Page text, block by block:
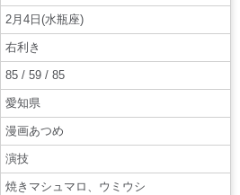
2月4日(水瓶座)
右利き
85 / 59 / 85
愛知県
漫画あつめ
演技
焼きマシュマロ、ウミウシ